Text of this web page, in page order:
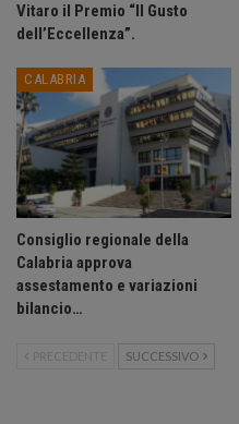
Vitaro il Premio “Il Gusto
dell’Eccellenza”.
CALABRIA
Consiglio regionale della
Calabria approva
assestamento e variazioni
bilancio…
PRECEDENTE SUCCESSIVO